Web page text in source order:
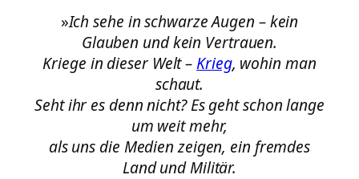
»Ich sehe in schwarze Augen – kein
Glauben und kein Vertrauen.
Kriege in dieser Welt –Krieg, wohin man
schaut.
Seht ihr es denn nicht? Es geht schon lange
um weit mehr,
als uns die Medien zeigen, ein fremdes
Land und Militär.